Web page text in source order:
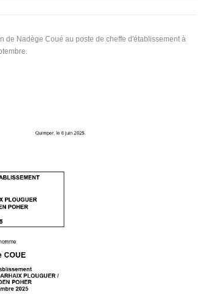
de Nadège Coué au poste de cheffe d'établissement à